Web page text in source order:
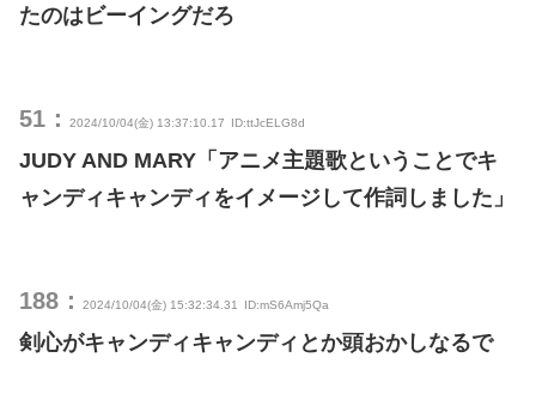
たのはビーイングだろ
51： 2024/10/04(金) 13:37:10.17 ID:ttJcELG8d
JUDY AND MARY「アニメ主題歌ということでキ
ャンディキャンディをイメージして作詞しました」
188： 2024/10/04(金) 15:32:34.31 ID:mS6Amj5Qa
剣心がキャンディキャンディとか頭おかしなるで